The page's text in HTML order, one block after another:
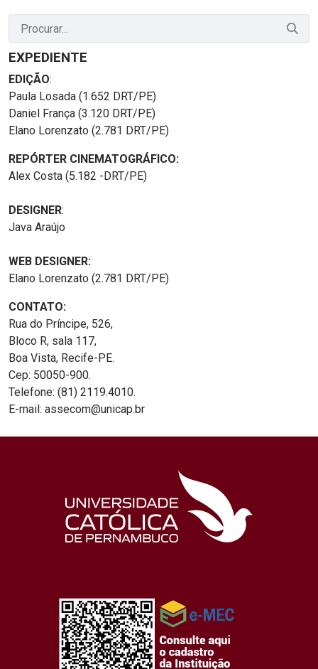
EXPEDIENTE
EDIÇÃO:
Paula Losada (1.652 DRT/PE)
Daniel França (3.120 DRT/PE)
Elano Lorenzato (2.781 DRT/PE)
REPÓRTER CINEMATOGRÁFICO:
Alex Costa (5.182 -DRT/PE)
DESIGNER:
Java Araújo
WEB DESIGNER:
Elano Lorenzato (2.781 DRT/PE)
CONTATO:
Rua do Príncipe, 526,
Bloco R, sala 117,
Boa Vista, Recife-PE.
Cep: 50050-900.
Telefone: (81) 2119.4010.
E-mail: assecom@unicap.br